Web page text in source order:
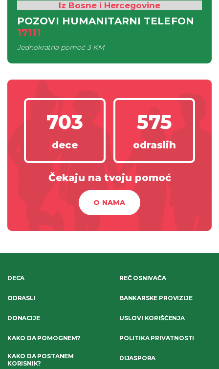
Iz Bosne i Hercegovine
POZOVI HUMANITARNI TELEFON
17111
Jednokratna pomoć3 KM
703
dece
575
odraslih
Čekaju na tvoju pomoć
O NAMA
DECA
ODRASLI
DONACIJE
KAKO DA POMOGNEM?
KAKO DA POSTANEM
KORISNIK?
REČ OSNIVAČA
BANKARSKE PROVIZIJE
USLOVI KORIŠĆENJA
POLITIKA PRIVATNOSTI
DIJASPORA